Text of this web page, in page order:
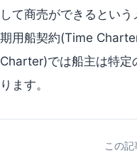
して商売ができるとい
期用船契約(Time
Charter)では船主は特定
ります。
この